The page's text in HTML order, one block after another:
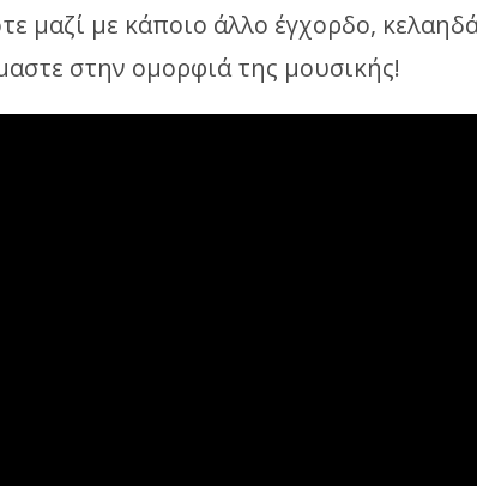
μαζί με κάποιο άλλο έγχορδο,
στην ομορφιά της μουσικής!